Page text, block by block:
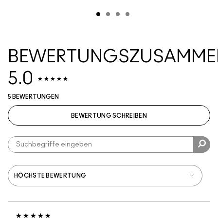
5.0
5 BEWERTUNGEN
BEWERTUNG SCHREIBEN